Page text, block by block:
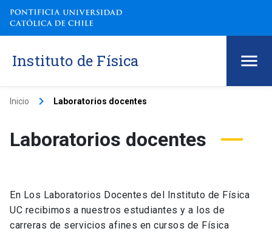
Instituto de Física
Inicio keyboard_arrow_right Laboratorios docentes
Laboratorios docentes
En Los Laboratorios Docentes del Instituto de Física
UC recibimos a nuestros estudiantes y a los de
carreras de servicios afines en cursos de Física